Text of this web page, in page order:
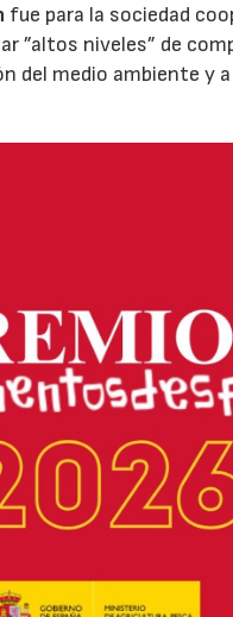
fue para la sociedad
”altos niveles” de
del medio ambiente y